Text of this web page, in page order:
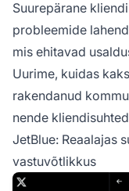
Suurepärane
probleemide
mis ehitavad
Uurime, kuidas
rakendanud
nende
JetBlue: Reaalajas
vastuvõtlikkus